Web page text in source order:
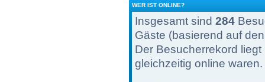
WER IST ONLINE?
Insgesamt sind 284
Gäste (basierend auf
Der Besucherrekord
gleichzeitig online waren.